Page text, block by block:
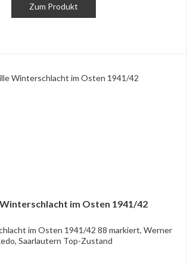
Zum Produkt
im Osten 1941/42
im Osten 1941/42 88 markiert, Werner
Saarlautern Top-Zustand